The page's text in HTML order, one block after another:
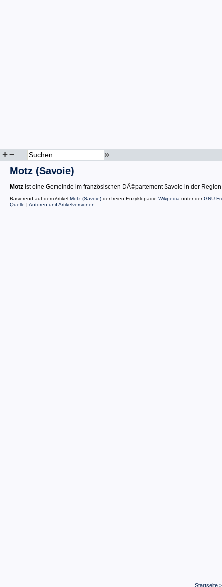
+– »
Motz (Savoie)
Motz ist eine Gemeinde im französischen DÃ©partement Savoie in der Region
Basierend auf dem Artikel Motz (Savoie) der freien Enzyklopädie Wikipedia unter derGNU
Quelle | Autoren und Artikelversionen
Startseite